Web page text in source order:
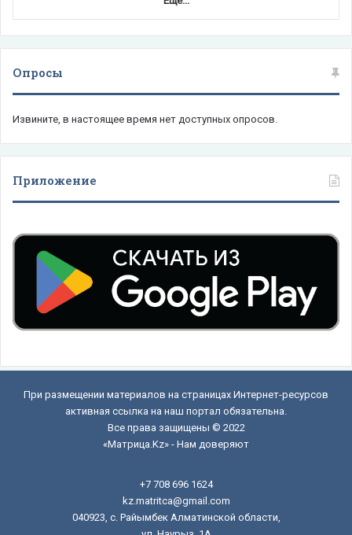
Опросы
Извините, в настоящее время нет доступных опросов.
Приложение
При размещении материалов на страницах Интернет-ресурсов
активная ссылка на наш портал обязательна.
Все права защищены © 2022
«Матрица.Kz» - Нам доверяют
+7 708 696 1624
kz.matritca@gmail.com
040923, с. Райымбек Алматинской области,